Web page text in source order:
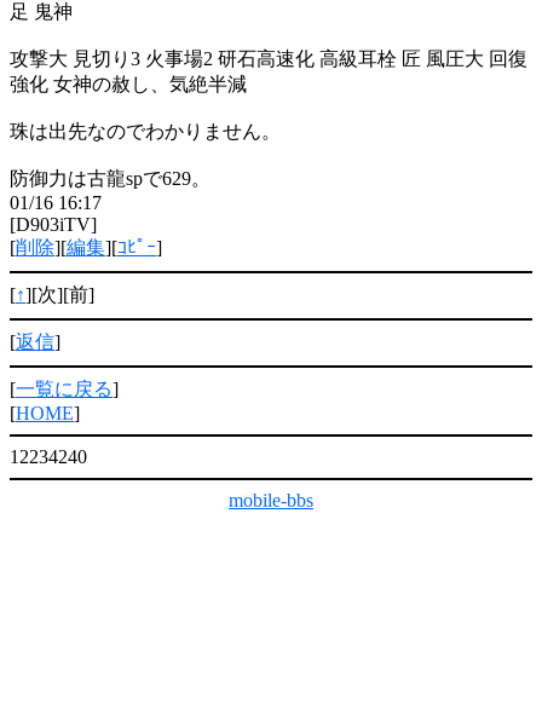
足 鬼神
攻撃大 見切り3 火事場2 研石高速化 高級耳栓 匠 風圧大 回復
強化 女神の赦し、気絶半減
珠は出先なのでわかりません。
防御力は古龍spで629。
01/16 16:17
[D903iTV]
[削除][編集][ｺﾋﾟｰ]
[↑][次][前]
[返信]
[一覧に戻る]
[HOME]
12234240
mobile-bbs